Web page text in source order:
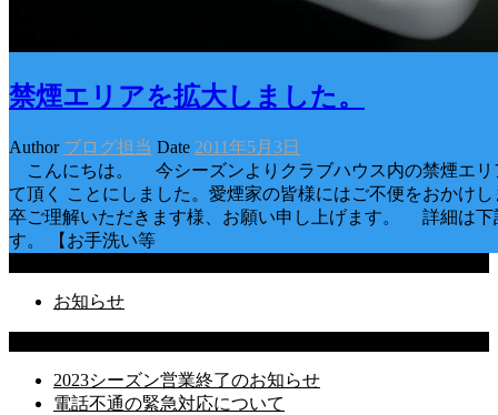
禁煙エリアを拡大しました。
Author ブログ担当 Date 2011年5月3日
こんにちは。 今シーズンよりクラブハウス内の禁煙エリ
て頂く ことにしました。愛煙家の皆様にはご不便をおかけ
卒ご理解いただきます様、お願い申し上げます。 詳細は下
す。 【お手洗い等
お知らせ
2023シーズン営業終了のお知らせ
電話不通の緊急対応について